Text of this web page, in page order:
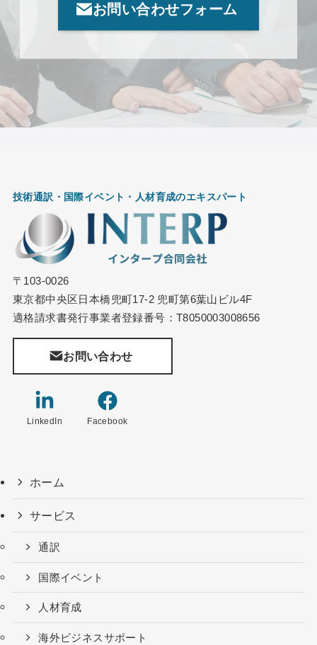
お問い合わせフォーム
技術通訳・国際イベント・ 人材育成のエキスパート
〒103-0026
東京都中央区日本橋兜町17-2 兜町第6葉山ビル4F
適格請求書発行事業者登録番号：T8050003008656
お問い合わせ
LinkedIn Facebook
ホーム
サービス
通訳
国際イベント
人材育成
海外ビジネスサポート